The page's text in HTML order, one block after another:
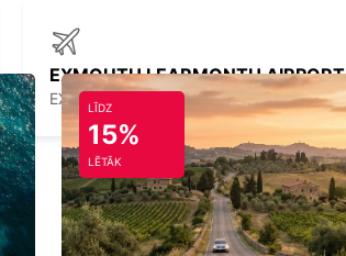
EXMOUTH LEARMONTH AIRPORT
EXMOUTH - AUSTRALIA
LĪDZ
15%
LĒTĀK